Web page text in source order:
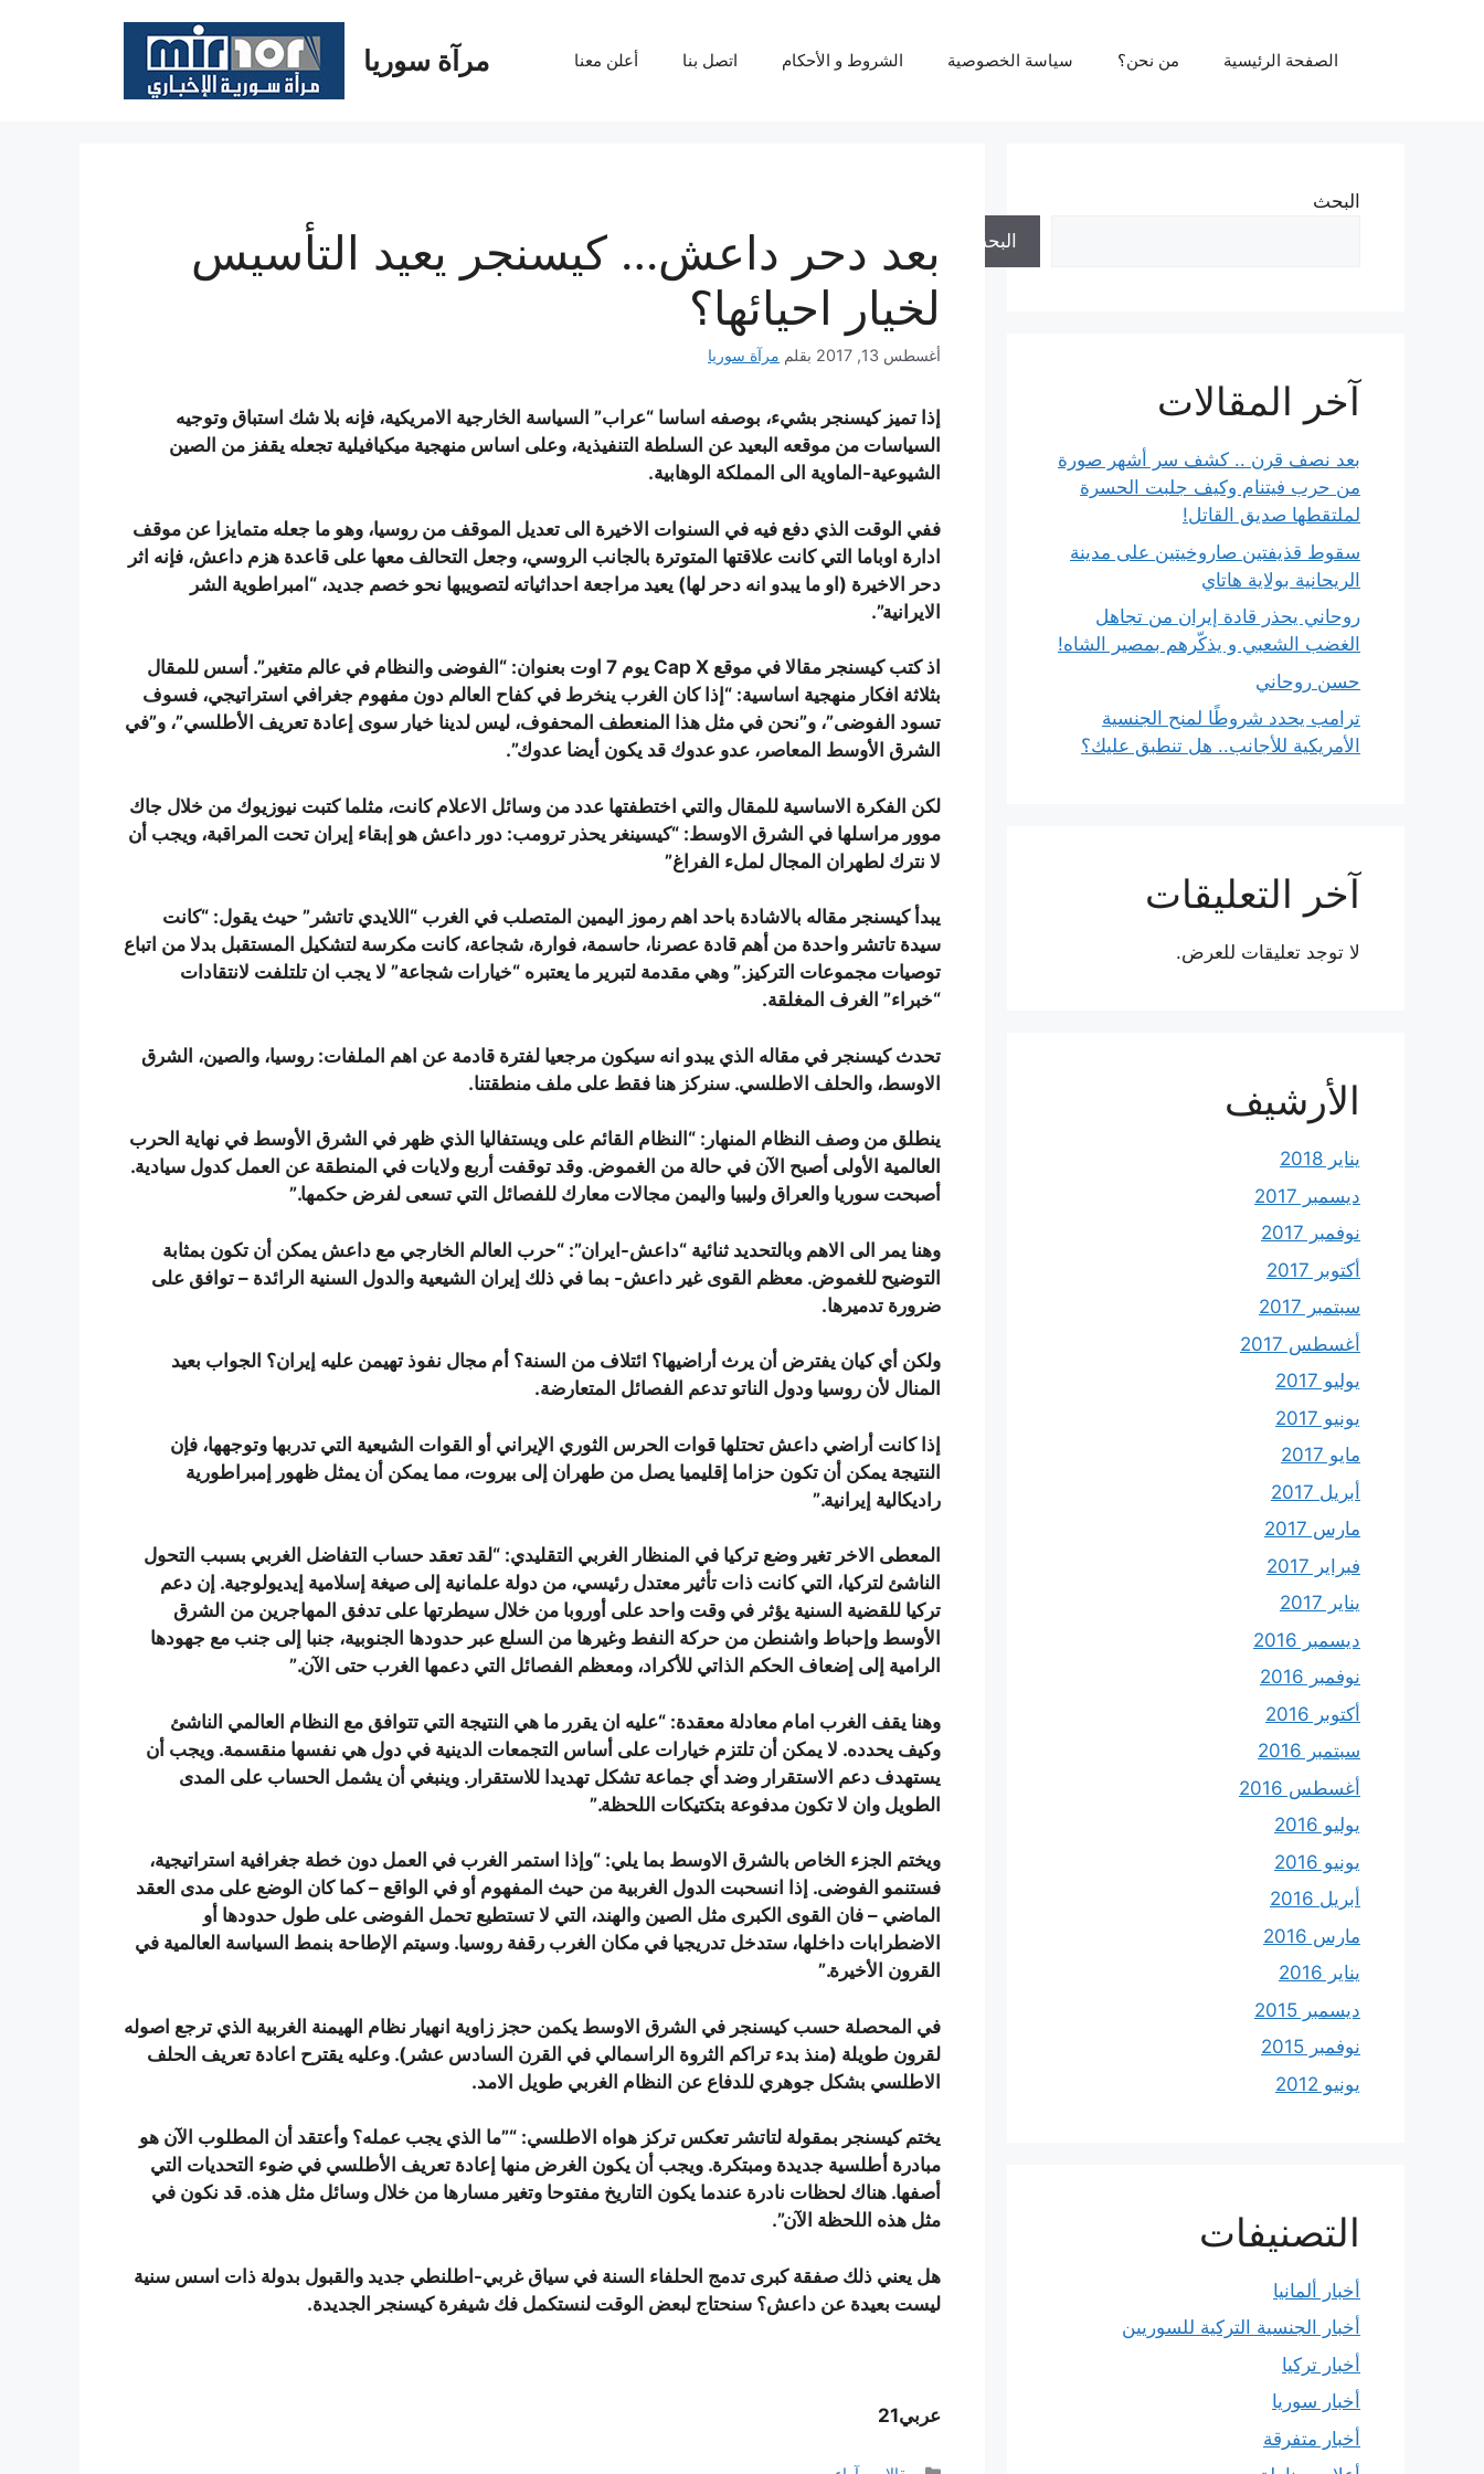
مرآة سوريا الصفحة الرئيسية من نحن؟ سياسة الخصوصية الشروط و الأحكام اتصل بنا أعلن معنا
بعد دحر داعش… كيسنجر يعيد التأسيس
لخيار احيائها؟
أغسطس 13, 2017 بقلم مرآة سوريا
إذا تميز كيسنجر بشيء، بوصفه اساسا “عراب” السياسة الخارجية الامريكية، فإنه بلا شك استباق وتوجيه
السياسات من موقعه البعيد عن السلطة التنفيذية، وعلى اساس منهجية ميكيافيلية تجعله يقفز من الصين
الشيوعية-الماوية الى المملكة الوهابية.
ففي الوقت الذي دفع فيه في السنوات الاخيرة الى تعديل الموقف من روسيا، وهو ما جعله متمايزا عن موقف
ادارة اوباما التي كانت علاقتها المتوترة بالجانب الروسي، وجعل التحالف معها على قاعدة هزم داعش، فإنه اثر
دحر الاخيرة (او ما يبدو انه دحر لها) يعيد مراجعة احداثياته لتصويبها نحو خصم جديد، “امبراطوية الشر
الايرانية”.
اذ كتب كيسنجر مقالا في موقع Cap X يوم 7 اوت بعنوان: “الفوضى والنظام في عالم متغير”. أسس للمقال
بثلاثة افكار منهجية اساسية: “إذا كان الغرب ينخرط في كفاح العالم دون مفهوم جغرافي استراتيجي، فسوف
تسود الفوضى”، و”نحن في مثل هذا المنعطف المحفوف، ليس لدينا خيار سوى إعادة تعريف الأطلسي”، و”في
الشرق الأوسط المعاصر، عدو عدوك قد يكون أيضا عدوك”.
لكن الفكرة الاساسية للمقال والتي اختطفتها عدد من وسائل الاعلام كانت، مثلما كتبت نيوزيوك من خلال جاك
موور مراسلها في الشرق الاوسط: “كيسينغر يحذر ترومب: دور داعش هو إبقاء إيران تحت المراقبة، ويجب أن
لا نترك لطهران المجال لملء الفراغ”
يبدأ كيسنجر مقاله بالاشادة باحد اهم رموز اليمين المتصلب في الغرب “اللايدي تاتشر” حيث يقول: “كانت
سيدة تاتشر واحدة من أهم قادة عصرنا، حاسمة، فوارة، شجاعة، كانت مكرسة لتشكيل المستقبل بدلا من اتباع
توصيات مجموعات التركيز.” وهي مقدمة لتبرير ما يعتبره “خيارات شجاعة” لا يجب ان تلتلفت لانتقادات
“خبراء” الغرف المغلقة.
تحدث كيسنجر في مقاله الذي يبدو انه سيكون مرجعيا لفترة قادمة عن اهم الملفات: روسيا، والصين، الشرق
الاوسط، والحلف الاطلسي. سنركز هنا فقط على ملف منطقتنا.
ينطلق من وصف النظام المنهار: “النظام القائم على ويستفاليا الذي ظهر في الشرق الأوسط في نهاية الحرب
العالمية الأولى أصبح الآن في حالة من الغموض. وقد توقفت أربع ولايات في المنطقة عن العمل كدول سيادية.
أصبحت سوريا والعراق وليبيا واليمن مجالات معارك للفصائل التي تسعى لفرض حكمها.”
وهنا يمر الى الاهم وبالتحديد ثنائية “داعش-ايران”: “حرب العالم الخارجي مع داعش يمكن أن تكون بمثابة
التوضيح للغموض. معظم القوى غير داعش- بما في ذلك إيران الشيعية والدول السنية الرائدة – توافق على
ضرورة تدميرها.
ولكن أي كيان يفترض أن يرث أراضيها؟ ائتلاف من السنة؟ أم مجال نفوذ تهيمن عليه إيران؟ الجواب بعيد
المنال لأن روسيا ودول الناتو تدعم الفصائل المتعارضة.
إذا كانت أراضي داعش تحتلها قوات الحرس الثوري الإيراني أو القوات الشيعية التي تدربها وتوجهها، فإن
النتيجة يمكن أن تكون حزاما إقليميا يصل من طهران إلى بيروت، مما يمكن أن يمثل ظهور إمبراطورية
راديكالية إيرانية.”
المعطى الاخر تغير وضع تركيا في المنظار الغربي التقليدي: “لقد تعقد حساب التفاضل الغربي بسبب التحول
الناشئ لتركيا، التي كانت ذات تأثير معتدل رئيسي، من دولة علمانية إلى صيغة إسلامية إيديولوجية. إن دعم
تركيا للقضية السنية يؤثر في وقت واحد على أوروبا من خلال سيطرتها على تدفق المهاجرين من الشرق
الأوسط وإحباط واشنطن من حركة النفط وغيرها من السلع عبر حدودها الجنوبية، جنبا إلى جنب مع جهودها
الرامية إلى إضعاف الحكم الذاتي للأكراد، ومعظم الفصائل التي دعمها الغرب حتى الآن.”
وهنا يقف الغرب امام معادلة معقدة: “عليه ان يقرر ما هي النتيجة التي تتوافق مع النظام العالمي الناشئ
وكيف يحدده. لا يمكن أن تلتزم خيارات على أساس التجمعات الدينية في دول هي نفسها منقسمة. ويجب أن
يستهدف دعم الاستقرار وضد أي جماعة تشكل تهديدا للاستقرار. وينبغي أن يشمل الحساب على المدى
الطويل وان لا تكون مدفوعة بتكتيكات اللحظة.”
ويختم الجزء الخاص بالشرق الاوسط بما يلي: “وإذا استمر الغرب في العمل دون خطة جغرافية استراتيجية،
فستنمو الفوضى. إذا انسحبت الدول الغربية من حيث المفهوم أو في الواقع – كما كان الوضع على مدى العقد
الماضي – فان القوى الكبرى مثل الصين والهند، التي لا تستطيع تحمل الفوضى على طول حدودها أو
الاضطرابات داخلها، ستدخل تدريجيا في مكان الغرب رقفة روسيا. وسيتم الإطاحة بنمط السياسة العالمية في
القرون الأخيرة.”
في المحصلة حسب كيسنجر في الشرق الاوسط يكمن حجز زاوية انهيار نظام الهيمنة الغربية الذي ترجع اصوله
لقرون طويلة (منذ بدء تراكم الثروة الراسمالي في القرن السادس عشر). وعليه يقترح اعادة تعريف الحلف
الاطلسي بشكل جوهري للدفاع عن النظام الغربي طويل الامد.
يختم كيسنجر بمقولة لتاتشر تعكس تركز هواه الاطلسي: “”ما الذي يجب عمله؟ وأعتقد أن المطلوب الآن هو
مبادرة أطلسية جديدة ومبتكرة. ويجب أن يكون الغرض منها إعادة تعريف الأطلسي في ضوء التحديات التي
أصفها. هناك لحظات نادرة عندما يكون التاريخ مفتوحا وتغير مسارها من خلال وسائل مثل هذه. قد نكون في
مثل هذه اللحظة الآن”.
هل يعني ذلك صفقة كبرى تدمج الحلفاء السنة في سياق غربي-اطلنطي جديد والقبول بدولة ذات اسس سنية
ليست بعيدة عن داعش؟ سنحتاج لبعض الوقت لنستكمل فك شيفرة كيسنجر الجديدة.
عربي21
البحث
البحث
آخر المقالات
بعد نصف قرن .. كشف سر أشهر صورة
من حرب فيتنام وكيف جلبت الحسرة
لملتقطها صديق القاتل!
سقوط قذيفتين صاروخيتين على مدينة
الريحانية بولاية هاتاي
روحاني يحذر قادة إيران من تجاهل
الغضب الشعبي و يذكّرهم بمصير الشاه!
حسن روحاني
ترامب يحدد شروطًا لمنح الجنسية
الأمريكية للأجانب.. هل تنطبق عليك؟
آخر التعليقات
لا توجد تعليقات للعرض.
الأرشيف
يناير 2018
ديسمبر 2017
نوفمبر 2017
أكتوبر 2017
سبتمبر 2017
أغسطس 2017
يوليو 2017
يونيو 2017
مايو 2017
أبريل 2017
مارس 2017
فبراير 2017
يناير 2017
ديسمبر 2016
نوفمبر 2016
أكتوبر 2016
سبتمبر 2016
أغسطس 2016
يوليو 2016
يونيو 2016
أبريل 2016
مارس 2016
يناير 2016
ديسمبر 2015
نوفمبر 2015
يونيو 2012
التصنيفات
أخبار ألمانيا
أخبار الجنسية التركية للسوريين
أخبار تركيا
أخبار سوريا
أخبار متفرقة